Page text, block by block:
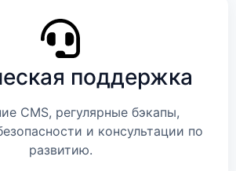
поддержка
CMS, регулярные бэкапы,
и консультации по
развитию.